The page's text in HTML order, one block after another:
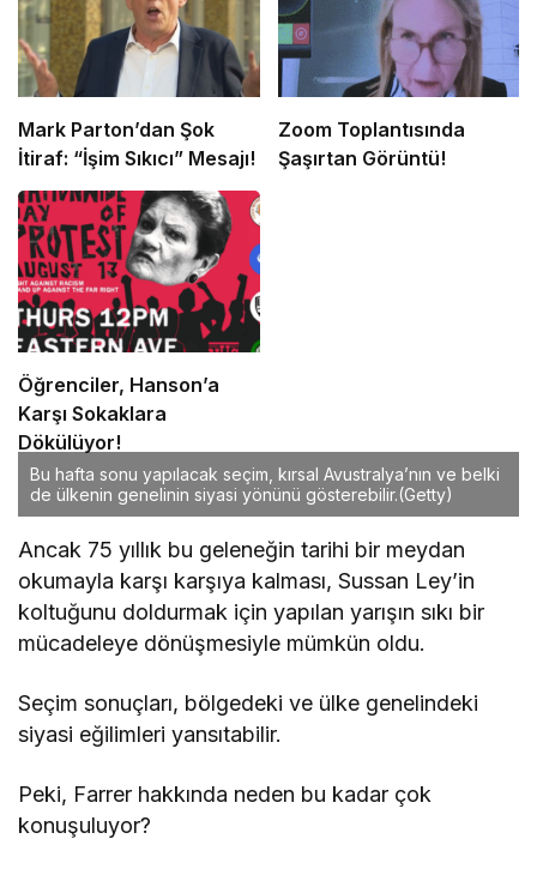
Mark Parton’dan Şok
İtiraf: “İşim Sıkıcı” Mesajı!
Zoom Toplantısında
Şaşırtan Görüntü!
Öğrenciler, Hanson’a
Karşı Sokaklara
Dökülüyor!
Bu hafta sonu yapılacak seçim, kırsal Avustralya’nın ve belki
de ülkenin genelinin siyasi yönünü gösterebilir.(Getty)
Ancak 75 yıllık bu geleneğin tarihi bir meydan
okumayla karşı karşıya kalması, Sussan Ley’in
koltuğunu doldurmak için yapılan yarışın sıkı bir
mücadeleye dönüşmesiyle mümkün oldu.
Seçim sonuçları, bölgedeki ve ülke genelindeki
siyasi eğilimleri yansıtabilir.
Peki, Farrer hakkında neden bu kadar çok
konuşuluyor?